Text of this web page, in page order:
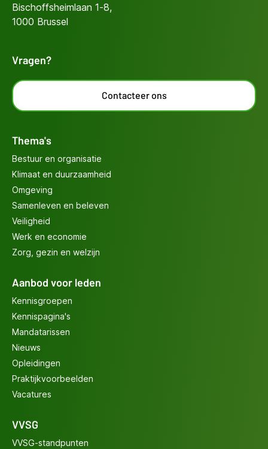
Bischoffsheimlaan 1-8,
1000 Brussel
Vragen?
Contacteer ons
Thema's
Bestuur en organisatie
Klimaat en duurzaamheid
Omgeving
Samenleven en beleven
Veiligheid
Werk en economie
Zorg, gezin en welzijn
Aanbod voor leden
Kennisgroepen
Kennispagina's
Mandatarissen
Nieuws
Opleidingen
Praktijkvoorbeelden
Vacatures
VVSG
VVSG-standpunten